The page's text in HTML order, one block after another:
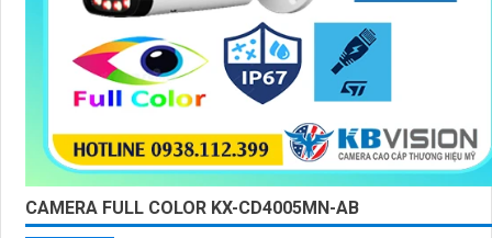
CAMERA FULL COLOR KX-CD4005MN-AB